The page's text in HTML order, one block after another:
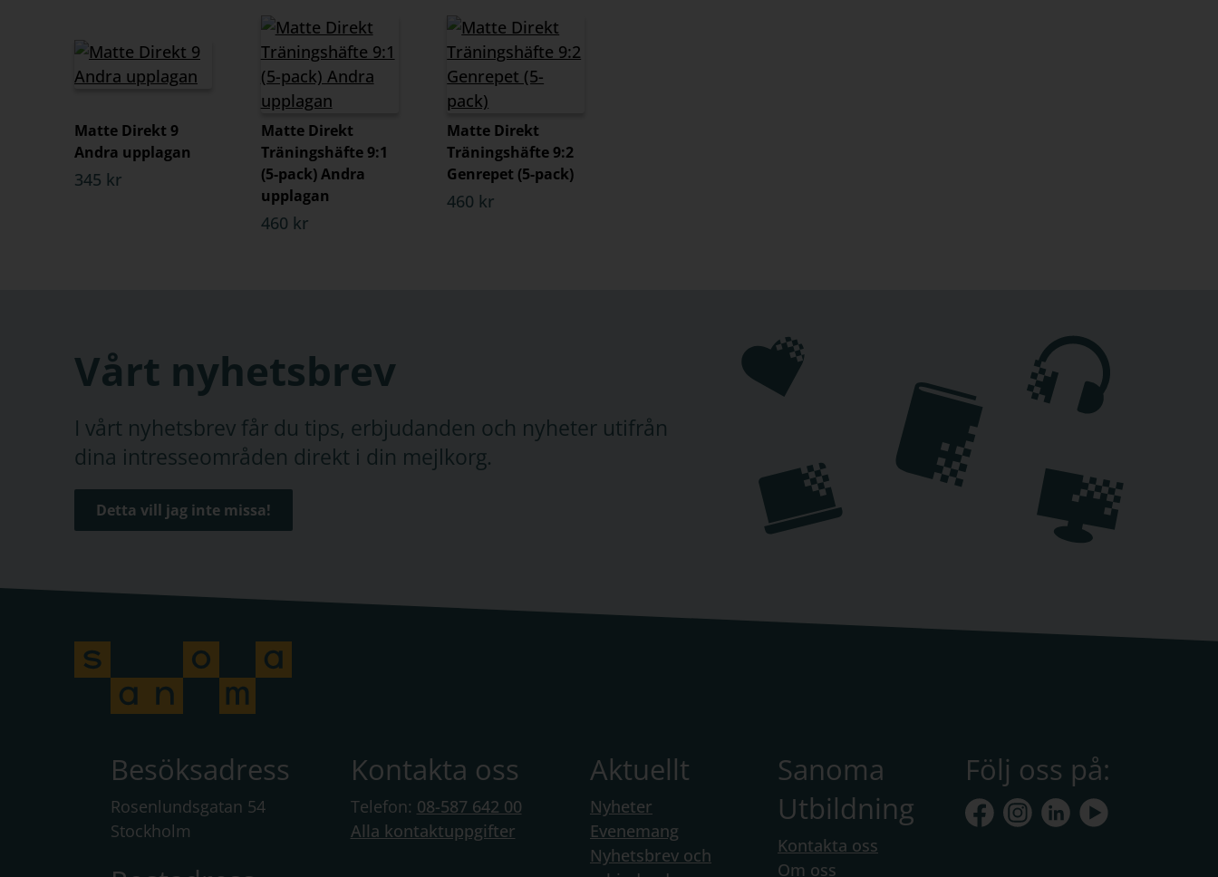
Matte Direkt 9
Andra upplagan
345 kr
Matte Direkt
Träningshäfte 9:1
(5-pack) Andra
upplagan
460 kr
Matte Direkt
Träningshäfte 9:2
Genrepet (5-pack)
460 kr
Vårt nyhetsbrev
I vårt nyhetsbrev får du tips, erbjudanden och nyheter utifrån
dina intresseområden direkt i din mejlkorg.
Detta vill jag inte missa!
Besöksadress
Rosenlundsgatan 54
Stockholm
Kontakta oss
Telefon: 08-587 642 00
Alla kontaktuppgifter
Aktuellt
Nyheter
Evenemang
Nyhetsbrev och
Sanoma
Utbildning
Kontakta oss
Om oss
Följ oss på: